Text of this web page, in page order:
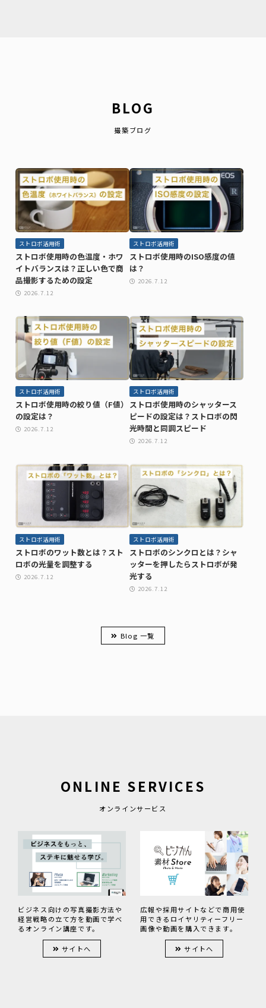
BLOG
撮築ブログ
ストロボ活用術
ストロボ使用時の色温度・ホワ
イトバランスは？正しい色で商
品撮影するための設定
2026.7.12
ストロボ活用術
ストロボ使用時のISO感度の値
は？
2026.7.12
ストロボ活用術
ストロボ使用時の絞り値（F値）
の設定は？
2026.7.12
ストロボ活用術
ストロボ使用時のシャッタース
ピードの設定は？ストロボの閃
光時間と同調スピード
2026.7.12
ストロボ活用術
ストロボのワット数とは？スト
ロボの光量を調整する
2026.7.12
ストロボ活用術
ストロボのシンクロとは？シャ
ッターを押したらストロボが発
光する
2026.7.12
Blog 一覧
ONLINE SERVICES
オンラインサービス
ビジネス向けの写真撮影方法や
経営戦略の立て方を動画で学べ
るオンライン講座です。
サイトへ
広報や採用サイトなどで商用使
用できるロイヤリティーフリー
画像や動画を購入できます。
サイトへ